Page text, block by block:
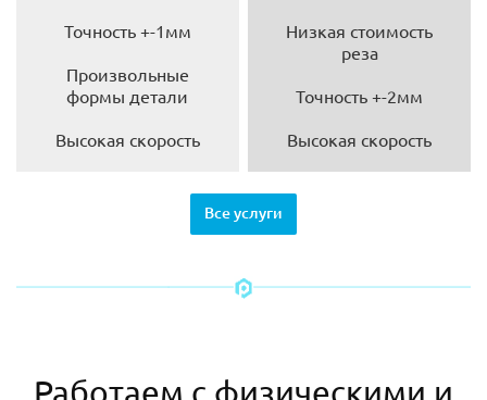
Точность +-1мм
Произвольные
формы детали
Высокая скорость
Низкая стоимость
реза
Точность +-2мм
Высокая скорость
Все услуги
Работаем с физическими и